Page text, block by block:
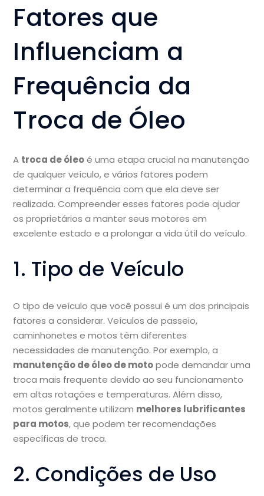
Fatores que
Influenciam a
Frequência da
Troca de Óleo
A troca de óleoé uma etapa crucial na manutenção
de qualquer veículo, e vários fatores podem
determinar a frequência com que ela deve ser
realizada. Compreender esses fatores pode ajudar
os proprietários a manter seus motores em
excelente estado e a prolongar a vida útil do veículo.
1. Tipo de Veículo
O tipo de veículo que você possui é um dos principais
fatores a considerar. Veículos de passeio,
caminhonetes e motos têm diferentes
necessidades de manutenção. Por exemplo, a
manutenção de óleo de motopode demandar uma
troca mais frequente devido ao seu funcionamento
em altas rotações e temperaturas. Além disso,
motos geralmente utilizam melhores lubrificantes
para motos, que podem ter recomendações
específicas de troca.
2. Condições de Uso